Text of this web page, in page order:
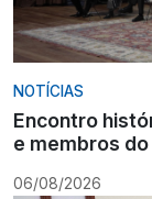
NOTÍCIAS
Encontro
e membros
06/08/2026